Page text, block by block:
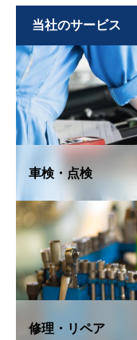
当社のサービス
車検・点検
修理・リペア